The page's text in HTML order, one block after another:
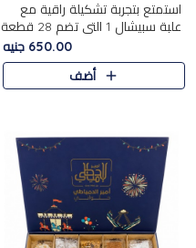
استمتع بتجربة تشكيلة راقية مع
علبة سبيشال 1 التي تضم 28 قطعة
من تشكيلة مختارة بعناية من أفخر
حلويات المولد المصرية الأصلية
الشرقية. تحتوي ال..
650.00 جنيه
أضف